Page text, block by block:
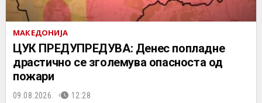
МАКЕДОНИЈА
ЦУК ПРЕДУПРЕДУВА: Денес попладне
драстично се зголемува опасноста од
пожари
09.08.2026. 12:28